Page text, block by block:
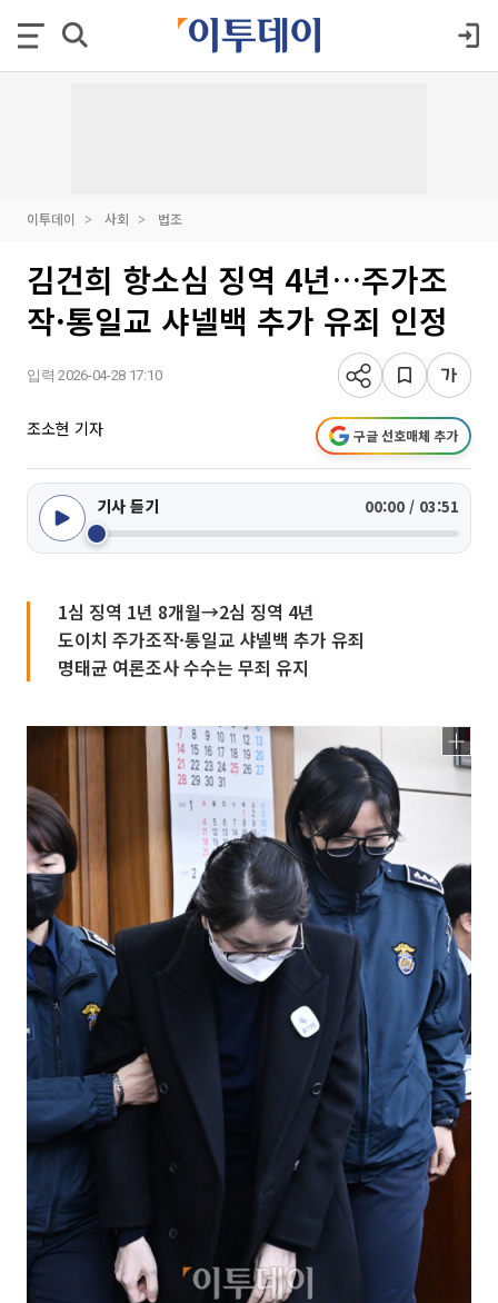
이투데이 사회 법조
김건희 항소심 징역 4년…주가조
작·통일교 샤넬백 추가 유죄 인정
입력 2026-04-28 17:10
조소현 기자 구글 선호매체 추가
기사 듣기 00:00 / 03:51
1심 징역 1년 8개월→2심 징역 4년
도이치 주가조작·통일교 샤넬백 추가 유죄
명태균 여론조사 수수는 무죄 유지